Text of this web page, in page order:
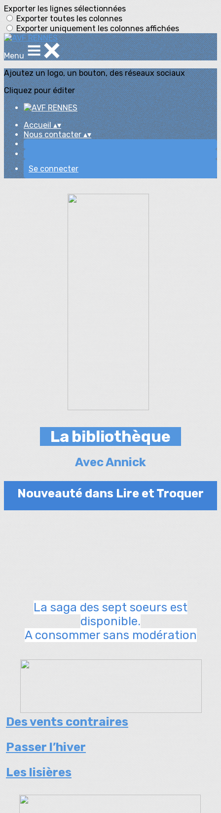
Exporter les lignes sélectionnées
Exporter toutes les colonnes
Exporter uniquement les colonnes affichées
Menu
Ajoutez un logo, un bouton, des réseaux sociaux
Cliquez pour éditer
Accueil▴▾
Nous contacter▴▾
Se connecter
La bibliothèque
Avec Annick
Nouveauté dans Lire et Troquer
La saga des sept soeurs est
disponible.
A consommer sans modération
Des vents contraires
Passer l’hiver
Les lisières